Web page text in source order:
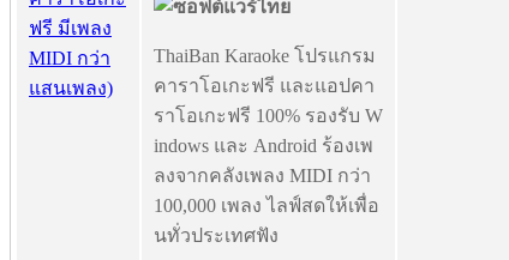
ThaiBan Karaoke โปรแกรม
คาราโอเกะฟรี และแอปคา
ราโอเกะฟรี 100% รองรับ W
indows และ Android ร้องเพ
ลงจากคลังเพลง MIDI กว่า
100,000 เพลง ไลฟ์สดให้เพื่อ
นทั่วประเทศฟัง